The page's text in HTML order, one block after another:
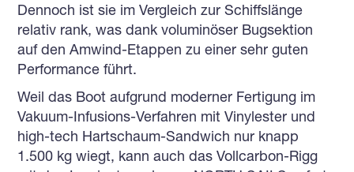
Dennoch ist sie im Vergleich zur Schiffslänge
relativ rank, was dank voluminöser Bugsektion
auf den Amwind-Etappen zu einer sehr guten
Performance führt.
Weil das Boot aufgrund moderner Fertigung im
Vakuum-Infusions-Verfahren mit Vinylester und
high-tech Hartschaum-Sandwich nur knapp
1.500 kg wiegt, kann auch das Vollcarbon-Rigg